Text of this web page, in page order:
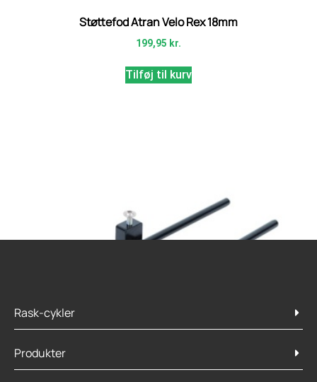
Støttefod Atran Velo Rex 18mm
199,95 kr.
Tilføj til kurv
Rask-cykler
Produkter